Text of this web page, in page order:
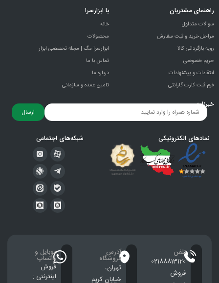
راهنمای مشتریان
سوالات متداول
مراحل خرید و ثبت سفارش
رویه بازگردانی کالا
حریم خصوصی
انتقادات و پيشنهادات
فرم ثبت کارت گارانتی
با ابزارسرا
خانه
محصولات
ابزارسرا مگ | مجله تخصصی ابزار
تماس با ما
درباره ما
تامین عمده و سازمانی
خبرنامه
ارسال
نمادهای الکترونیکی شبکه‌های اجتماعی
تلفن
02188813120
فروش
آدرس
فروشگاه
تهران،
خيابان كريم
موبایل و
واتساپ
فروش
اینترنتی :